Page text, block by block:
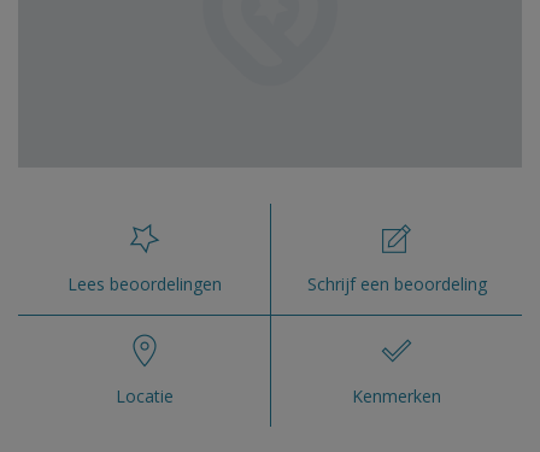
Lees beoordelingen Schrijf een beoordeling
Locatie Kenmerken